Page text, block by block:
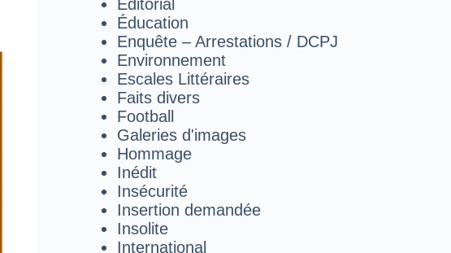
Éditorial
Éducation
Enquête – Arrestations / DCPJ
Environnement
Escales Littéraires
Faits divers
Football
Galeries d'images
Hommage
Inédit
Insécurité
Insertion demandée
Insolite
International